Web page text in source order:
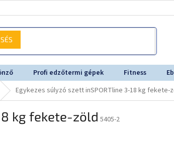
Profi edzőtermi gépek Fitness
Egykezes súlyzó szett inSPORTline 3-18 kg fekete-
kg fekete-zöld 5405-2